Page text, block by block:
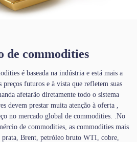
de commodities
é baseada na indústria e está mais a
preços futuros e à vista que refletem suas
afetarão diretamente todo o sistema
devem prestar muita atenção à oferta ,
no mercado global de commodities. .No
de commodities, as commodities mais
prata, Brent, petróleo bruto WTI, cobre,